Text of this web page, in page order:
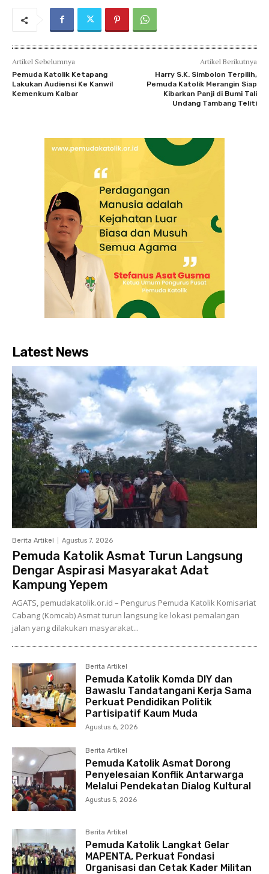
Artikel Sebelumnya
Pemuda Katolik Ketapang
Lakukan Audiensi Ke Kanwil
Kemenkum Kalbar
Artikel Berikutnya
Harry S.K. Simbolon Terpilih,
Pemuda Katolik Merangin Siap
Kibarkan Panji di Bumi Tali
Undang Tambang Teliti
Latest News
Berita Artikel Agustus 7, 2026
Pemuda Katolik Asmat Turun Langsung
Dengar Aspirasi Masyarakat Adat
Kampung Yepem
AGATS, pemudakatolik.or.id – Pengurus Pemuda Katolik Komisariat
Cabang (Komcab) Asmat turun langsung ke lokasi pemalangan
jalan yang dilakukan masyarakat...
Berita Artikel
Pemuda Katolik Komda DIY dan
Bawaslu Tandatangani Kerja Sama
Perkuat Pendidikan Politik
Partisipatif Kaum Muda
Agustus 6, 2026
Berita Artikel
Pemuda Katolik Asmat Dorong
Penyelesaian Konflik Antarwarga
Melalui Pendekatan Dialog Kultural
Agustus 5, 2026
Berita Artikel
Pemuda Katolik Langkat Gelar
MAPENTA, Perkuat Fondasi
Organisasi dan Cetak Kader Militan